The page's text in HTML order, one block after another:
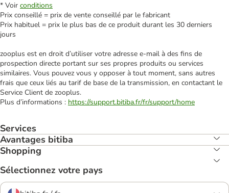
* Voir conditions
Prix conseillé = prix de vente conseillé par le fabricant
Prix habituel = prix le plus bas de ce produit durant les 30 derniers
jours
zooplus est en droit d’utiliser votre adresse e‑mail à des fins de
prospection directe portant sur ses propres produits ou services
similaires. Vous pouvez vous y opposer à tout moment, sans autres
frais que ceux liés au tarif de base de la transmission, en contactant le
Service Client de zooplus.
Plus d’informations : https://support.bitiba.fr/fr/support/home
Services
Avantages bitiba
Shopping
Sélectionnez votre pays